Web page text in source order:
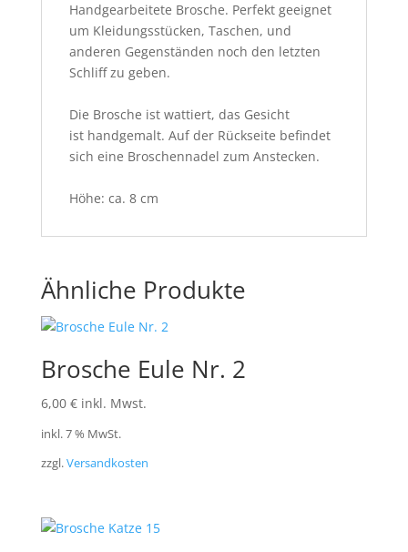
Handgearbeitete Brosche. Perfekt geeignet
um Kleidungsstücken, Taschen, und
anderen Gegenständen noch den letzten
Schliff zu geben.
Die Brosche ist wattiert, das Gesicht
ist handgemalt. Auf der Rückseite befindet
sich eine Broschennadel zum Anstecken.
Höhe: ca. 8 cm
Ähnliche Produkte
Brosche Eule Nr. 2
6,00 € inkl. Mwst.
inkl. 7 % MwSt.
zzgl.Versandkosten